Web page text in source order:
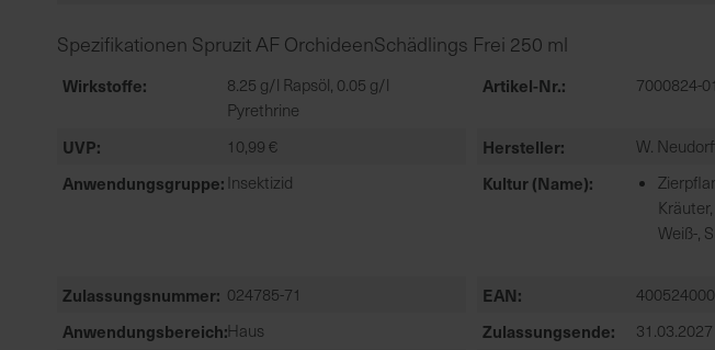
Spezifikationen Spruzit AF OrchideenSchädlings Frei 250 ml
Wirkstoffe
8.25 g/l Rapsöl, 0.05 g/l
Pyrethrine
Artikel-Nr. 7000824-01
UVP 10,99 € Hersteller W.
Anwendungsgruppe Insektizid Kultur (Name)
Weiß-,
Zulassungsnummer 024785-71 EAN
Anwendungsbereich Haus Zulassungsende 31.03.2027